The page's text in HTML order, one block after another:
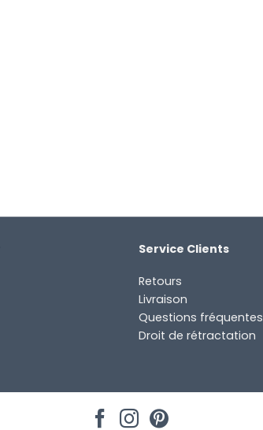
Service Clients
Retours
Livraison
Questions fréquentes
Droit de rétractation